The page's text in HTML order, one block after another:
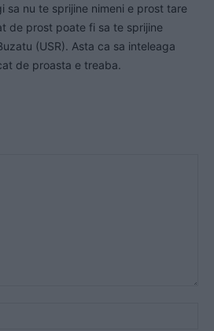
sa nu te sprijine nimeni e prost tare
de prost poate fi sa te sprijine
(USR). Asta ca sa inteleaga
de proasta e treaba.